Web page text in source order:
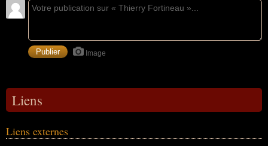
Image
Liens
Liens externes